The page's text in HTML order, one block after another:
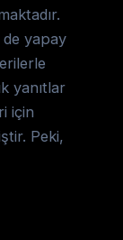
yapay
yanıtlar
için
Peki,